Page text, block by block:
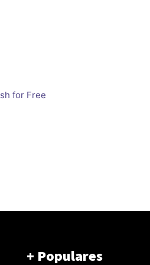
for Free
+ Populares